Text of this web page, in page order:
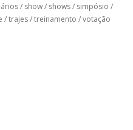
/ show/ shows/ simpósio /
/trajes/treinamento /votação